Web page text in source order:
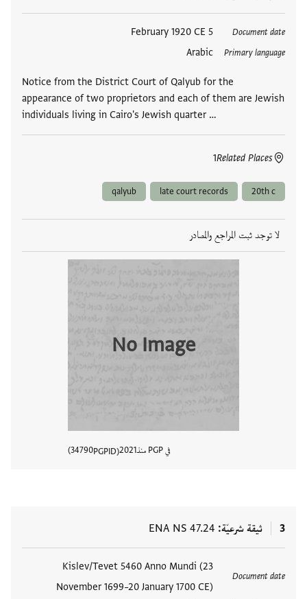
Document date
5 February 1920 CE
Primary language
Arabic
Notice from the District Court of Qalyub for the
appearance of two proprietors and each of them are Jewish
individuals living in Cairo's Jewish quarter …
Related Places
1
العلامات
20th c
late court records
qalyub
لا توجد ثبت المراجع والمصادر
No Image
في PGP منذ 2021
PGPID
34790
3 ثيقة شرعيّة ENA NS 47.24
Document date
Kislev/Tevet 5460 Anno Mundi (23
November 1699–20 January 1700 CE)